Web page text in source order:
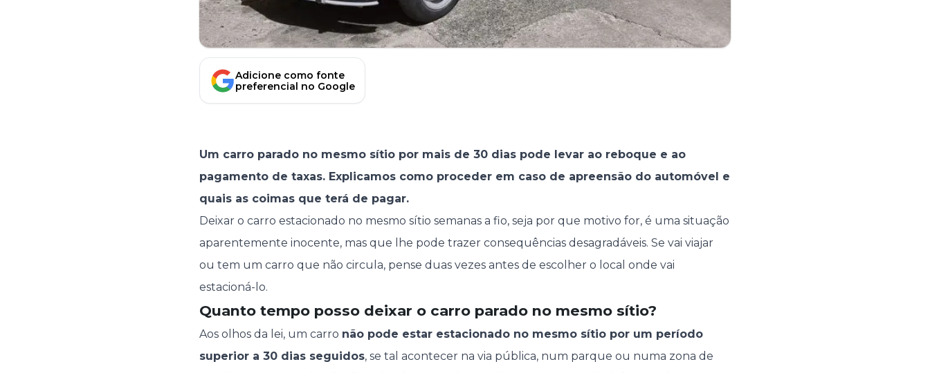
Adicione como fonte
preferencial no Google
Um carro parado no mesmo sítio por mais de 30 dias pode levar ao reboque e ao
pagamento de taxas. Explicamos como proceder em caso de apreensão do automóvel e
quais as coimas que terá de pagar.
Deixar o carro estacionado no mesmo sítio semanas a fio, seja por que motivo for, é uma situação
aparentemente inocente, mas que lhe pode trazer consequências desagradáveis. Se vai viajar
ou tem um carro que não circula, pense duas vezes antes de escolher o local onde vai
estacioná-lo.
Quanto tempo posso deixar o carro parado no mesmo sítio?
Aos olhos da lei, um carro não pode estar estacionado no mesmo sítio por um período
superior a 30 dias seguidos, se tal acontecer na via pública, num parque ou numa zona de